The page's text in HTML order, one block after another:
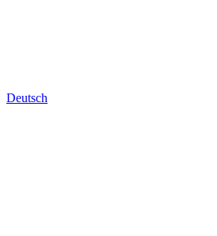
Deutsch